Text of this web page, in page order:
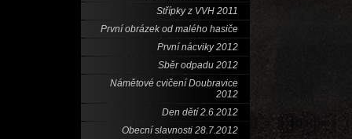
Střípky z VVH 2011
První obrázek od malého hasiče
První nácviky 2012
Sběr odpadu 2012
Námětové cvičení Doubravice
2012
Den dětí 2.6.2012
Obecní slavnosti 28.7.2012